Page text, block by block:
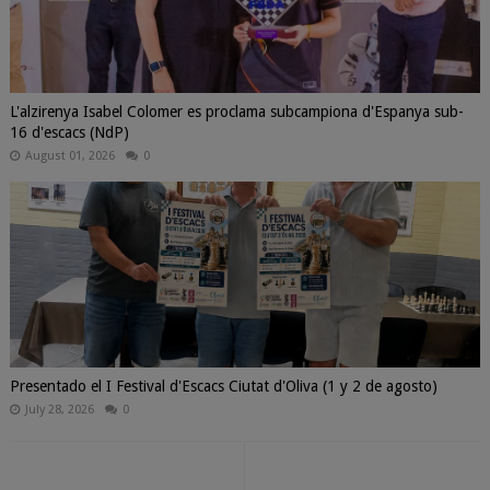
L'alzirenya Isabel Colomer es proclama subcampiona d'Espanya sub-
16 d'escacs (NdP)
August 01, 2026 0
Presentado el I Festival d'Escacs Ciutat d'Oliva (1 y 2 de agosto)
July 28, 2026 0